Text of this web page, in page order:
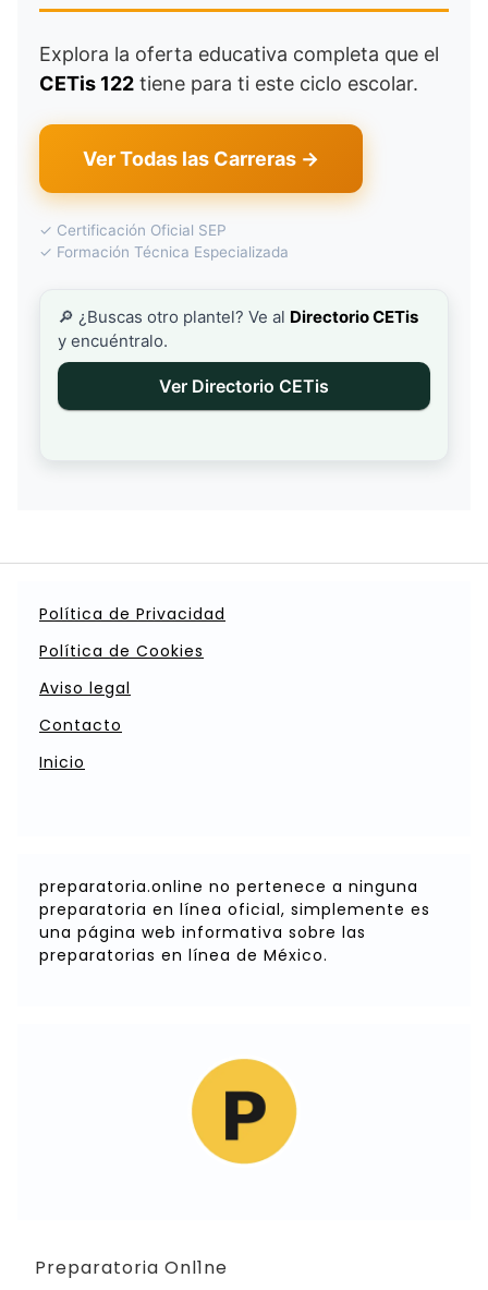
Explora la oferta educativa completa que el
CETis 122 tiene para ti este ciclo escolar.
Ver Todas las Carreras →
✓ Certificación Oficial SEP
✓ Formación Técnica Especializada
🔎 ¿Buscas otro plantel? Ve al Directorio CETis
y encuéntralo.
Ver Directorio CETis
Política de Privacidad
Política de Cookies
Aviso legal
Contacto
Inicio
preparatoria.online no pertenece a ninguna
preparatoria en línea oficial, simplemente es
una página web informativa sobre las
preparatorias en línea de México.
Preparatoria Onl1ne